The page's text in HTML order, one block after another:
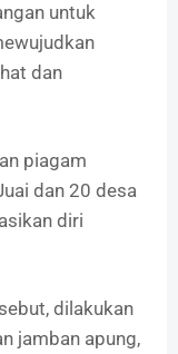
untuk
dan
piagam
dan 20 desa
diri
dilakukan
jamban apung,